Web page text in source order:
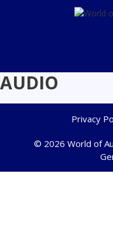
AUDIO
Privacy
© 2026 World of